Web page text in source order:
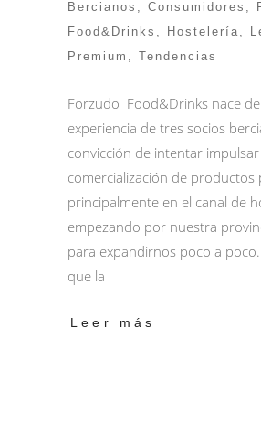
Bercianos
Consumidores
Food&Drinks
Hostelería
Premium
Tendencias
Forzudo Food&Drinks nace
experiencia de tres socios
convicción de intentar impulsar
comercialización de productos
principalmente en el canal de
empezando por nuestra
para expandirnos poco a
que la
Leer más